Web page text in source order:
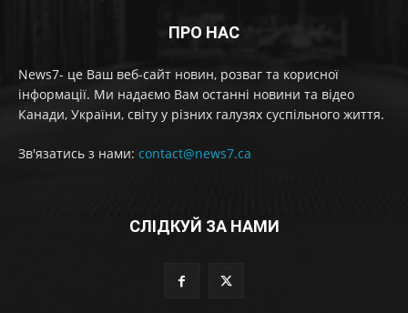
ПРО НАС
News7- це Ваш веб-сайт новин, розваг та корисної
інформації. Ми надаємо Вам останні новини та відео
Канади, України, світу у різних галузях суспільного життя.
Зв'язатись з нами: contact@news7.ca
СЛІДКУЙ ЗА НАМИ